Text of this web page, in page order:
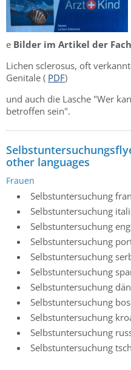
e Bilder im Artikel der
Lichen sclerosus, oft
Genitale ( PDF)
und auch die Lasche "Wer
betroffen sein".
other languages
Frauen
Selbstuntersuchung
Selbstuntersuchung
Selbstuntersuchung
Selbstuntersuchung
Selbstuntersuchung
Selbstuntersuchung
Selbstuntersuchung
Selbstuntersuchung
Selbstuntersuchung
Selbstuntersuchung
Selbstuntersuchung